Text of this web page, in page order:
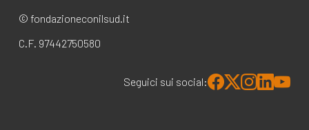
© fondazioneconilsud.it
C.F. 97442750580
Seguici sui social: